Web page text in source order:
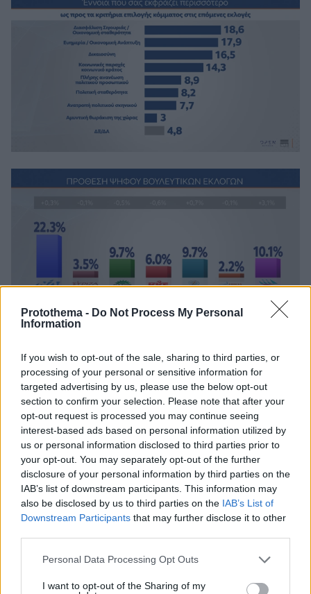
Protothema - Do Not Process My Personal
Information
If you wish to opt-out of the sale, sharing to third parties, or
processing of your personal or sensitive information for
targeted advertising by us, please use the below opt-out
section to confirm your selection. Please note that after your
opt-out request is processed you may continue seeing
interest-based ads based on personal information utilized by
us or personal information disclosed to third parties prior to
your opt-out. You may separately opt-out of the further
disclosure of your personal information by third parties on the
IAB’s list of downstream participants. This information may
also be disclosed by us to third parties on the IAB’s List of
Downstream Participants that may further disclose it to other
Please note that this website/app uses one or more Google
not limited to your visit or usage behaviour. You may click to
Personal Data Processing Opt Outs
I want to opt-out of the Sharing of my